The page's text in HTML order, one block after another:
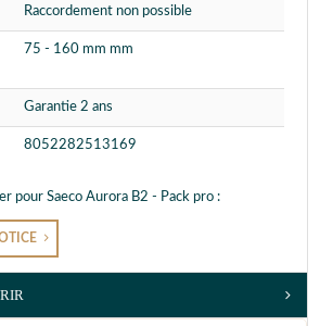
Raccordement non possible
75 - 160 mm mm
Garantie 2 ans
8052282513169
pour Saeco Aurora B2 - Pack pro :